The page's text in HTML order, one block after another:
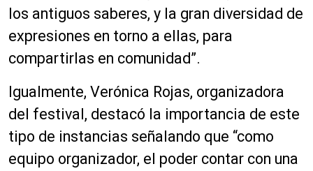
los antiguos saberes, y la gran diversidad de
expresiones en torno a ellas, para
compartirlas en comunidad”.
Igualmente, Verónica Rojas, organizadora
del festival, destacó la importancia de este
tipo de instancias señalando que “como
equipo organizador, el poder contar con una